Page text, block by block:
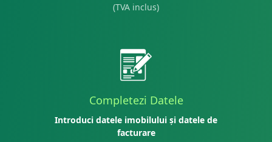
(TVA inclus)
Completezi Datele
Introduci datele imobilului și datele de
facturare